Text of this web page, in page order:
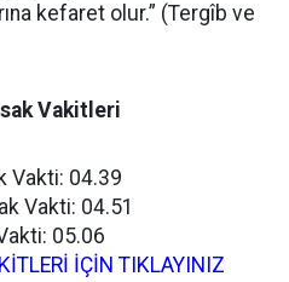
kefaret olur.” (Tergîb ve
Vakitleri
Vakti: 04.39
Vakti: 04.51
05.06
İÇİN TIKLAYINIZ